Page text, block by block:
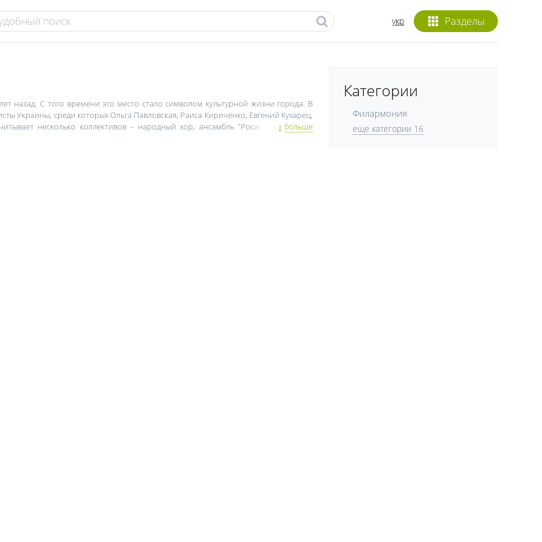
Разделы
укр
назад. С того времени это место стало символом культурной жизни города. В
Украины, среди которых Ольга Павловская, Раиса Кириченко, Евгений Кухарец,
несколько коллективов – народный хор, ансамбль "Росава", камерный
которая представляет талантливых юных черкасщан-музыкантов. Особой
симфонического оркестра. Это единственный коллектив симфонического
филармонии включают эстрадные выступления звезд, театральные
музыки, которые с удовольствием посещают черкасщане.
больше
Категории
Филармония
еще категории 16